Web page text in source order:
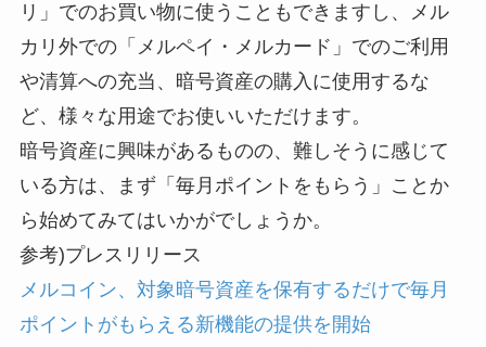
リ」でのお買い物に使うこともできますし、メル
カリ外での「メルペイ・メルカード」でのご利用
や清算への充当、暗号資産の購入に使用するな
ど、様々な用途でお使いいただけます。
暗号資産に興味があるものの、難しそうに感じて
いる方は、まず「毎月ポイントをもらう」ことか
ら始めてみてはいかがでしょうか。
参考)プレスリリース
メルコイン、対象暗号資産を保有するだけで毎月
ポイントがもらえる新機能の提供を開始